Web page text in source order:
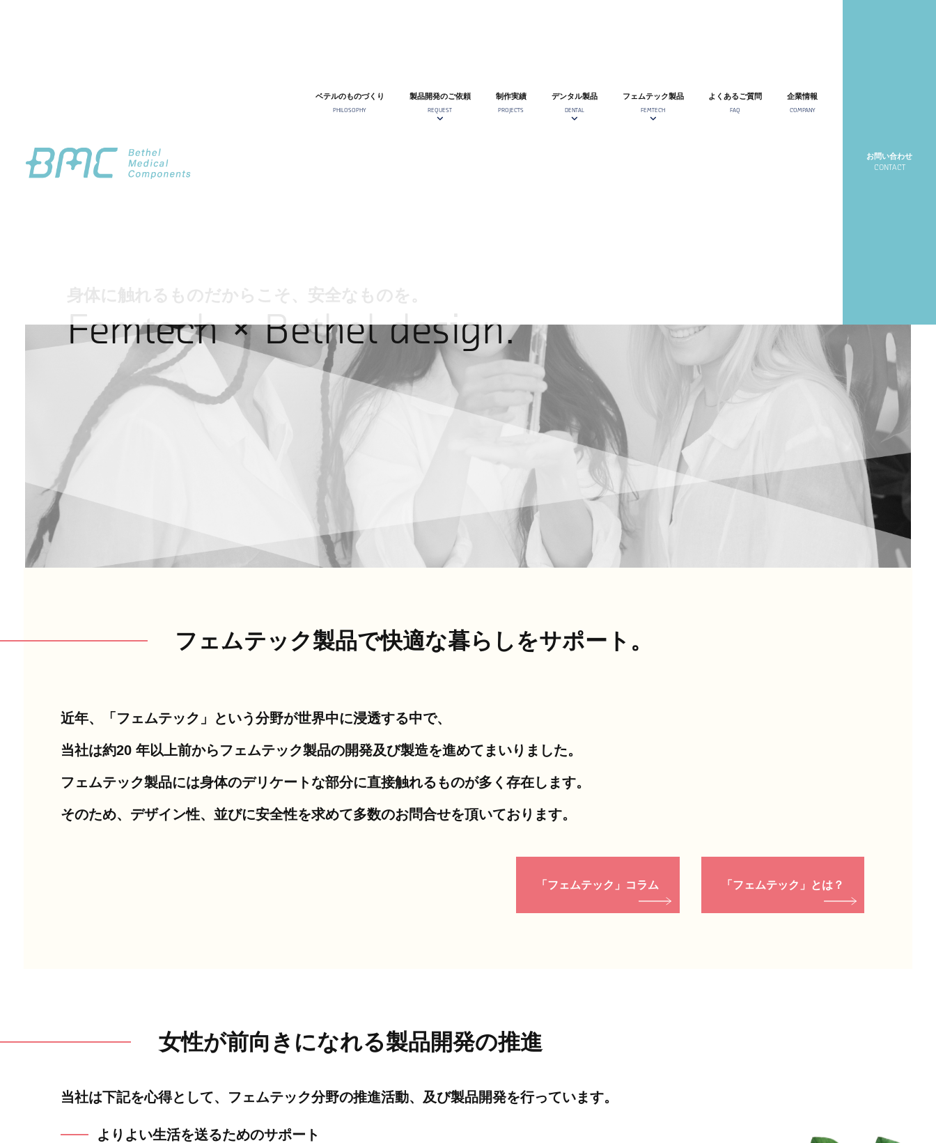
ベテルのものづくり
PHILOSOPHY
製品開発のご依頼
REQUEST
制作実績
PROJECTS
デンタル製品
DENTAL
フェムテック製品
FEMTECH
よくあるご質問
FAQ
企業情報
COMPANY
お問い合わせ
CONTACT
Femtech × Bethel design.
フェムテック製品で快適な暮らしをサポート。
近年、「フェムテック」という分野が世界中に浸透する中で、
当社は約20 年以上前からフェムテック製品の開発及び製造を進めてまいりました。
フェムテック製品には身体のデリケートな部分に直接触れるものが多く存在します。
そのため、デザイン性、並びに安全性を求めて多数のお問合せを頂いております。
「フェムテック」コラム 「フェムテック」とは？
女性が前向きになれる製品開発の推進
当社は下記を心得として、フェムテック分野の推進活動、及び製品開発を行っています。
よりよい生活を送るためのサポート